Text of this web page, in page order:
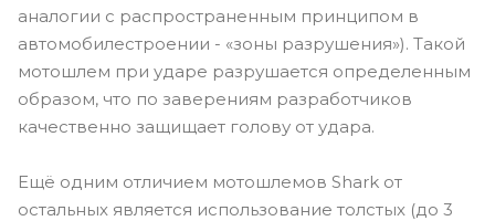
аналогии с распространенным принципом в
автомобилестроении - «зоны разрушения»). Такой
мотошлем при ударе разрушается определенным
образом, что по заверениям разработчиков
качественно защищает голову от удара.
Ещё одним отличием мотошлемов Shark от
остальных является использование толстых (до 3